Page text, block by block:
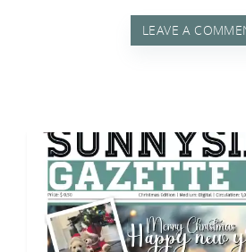
LEAVE A